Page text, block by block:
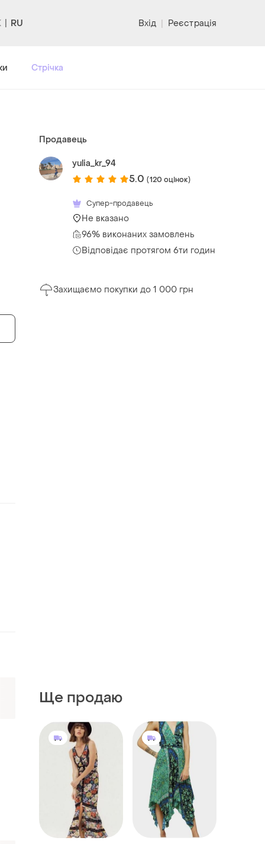
RU Вхід | Реєстрація
Стрічка
Продавець
yulia_kr_94
5.0 (120 оцінок)
Супер-продавець
Не вказано
96% виконаних замовлень
Відповідає протягом 6ти годин
Захищаємо покупки до 1 000 грн
Ще продаю